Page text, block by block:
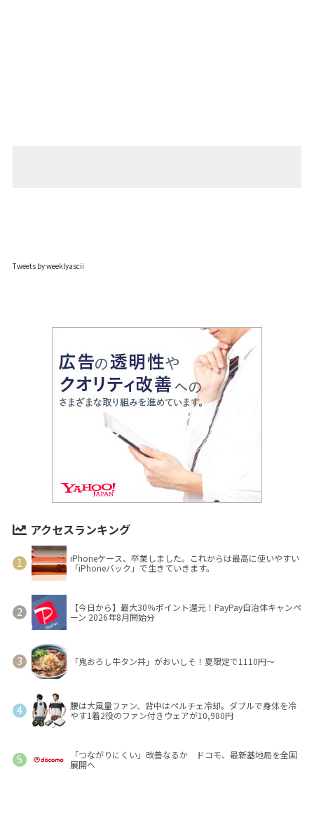
Tweets by weeklyascii
アクセスランキング
iPhoneケース、卒業しました。これからは最高に使いやすい
「iPhoneバック」で生きていきます。
【今日から】最大30％ポイント還元！PayPay自治体キャンペ
ーン 2026年8月開始分
「鬼おろし牛タン丼」がおいしそ！夏限定で1110円～
腰は大風量ファン、背中はペルチェ冷却。ダブルで身体を冷
やす1着2役のファン付きウェアが10,980円
「つながりにくい」改善なるか ドコモ、最新基地局を全国
展開へ